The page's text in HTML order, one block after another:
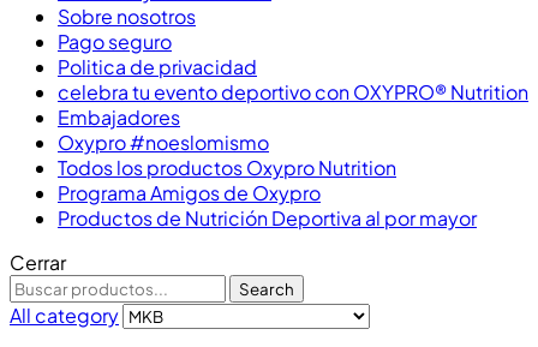
Sobre nosotros
Pago seguro
Politica de privacidad
celebra tu evento deportivo con OXYPRO® Nutrition
Embajadores
Oxypro #noeslomismo
Todos los productos Oxypro Nutrition
Programa Amigos de Oxypro
Productos de Nutrición Deportiva al por mayor
Cerrar
Search
All category